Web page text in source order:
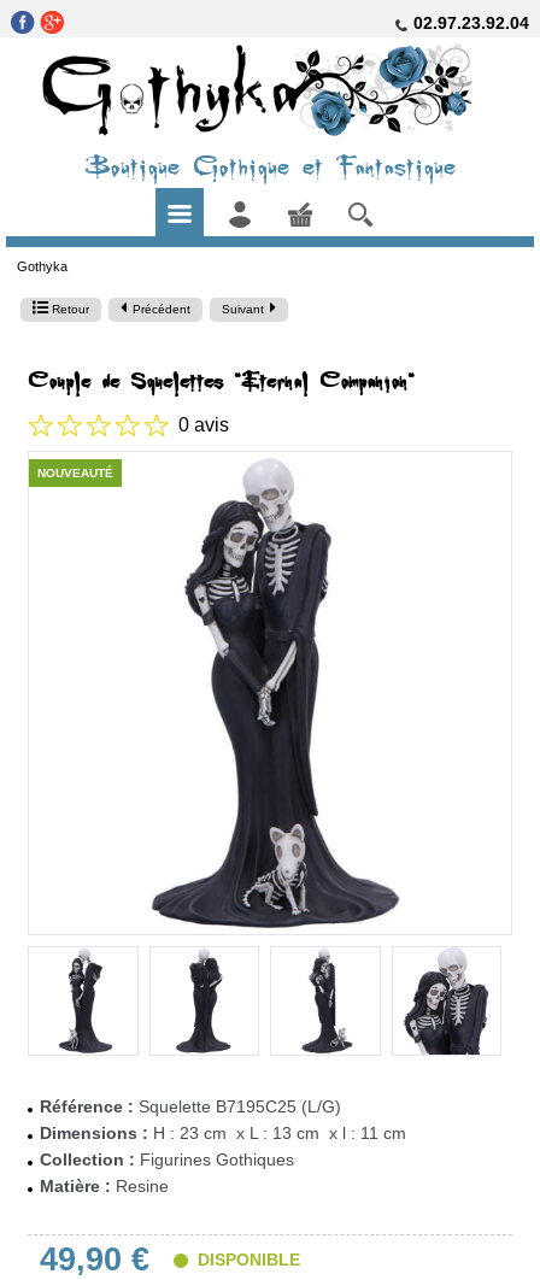
02.97.23.92.04
Boutique Gothique et Fantastique
Gothyka
Retour Précédent Suivant
Couple de Squelettes "Eternal Companion"
0 avis
NOUVEAUTÉ
Référence : Squelette B7195C25 (L/G)
Dimensions : H : 23 cm x L : 13 cm x l : 11 cm
Collection : Figurines Gothiques
Matière : Resine
49,90 € DISPONIBLE